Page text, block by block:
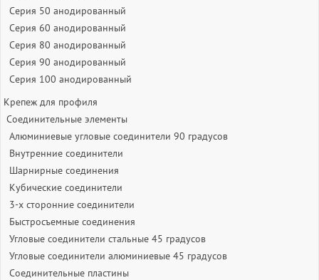
Серия 50 анодированный
Серия 60 анодированный
Серия 80 анодированный
Серия 90 анодированный
Серия 100 анодированный
Крепеж для профиля
Соединительные элементы
Алюминиевые угловые соединители 90 градусов
Внутренние соединители
Шарнирные соединения
Кубические соединители
3-х сторонние соединители
Быстросъемные соединения
Угловые соединители стальные 45 градусов
Угловые соединители алюминиевые 45 градусов
Соединительные пластины